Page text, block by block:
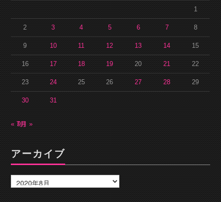
1
2 3 4 5 6 7 8
9 10 11 12 13 14 15
16 17 18 19 20 21 22
23 24 25 26 27 28 29
30 31
« 7月9月 »
アーカイブ
ー
カ